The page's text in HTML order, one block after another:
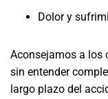
Dolor y
Aconsejamos a los
sin entender
largo plazo del